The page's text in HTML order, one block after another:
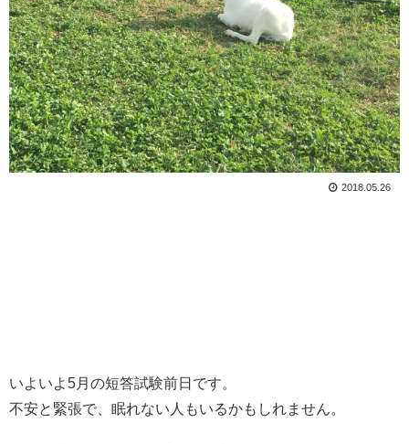
2018.05.26
いよいよ5月の短答試験前日です。
不安と緊張で、眠れない人もいるかもしれません。